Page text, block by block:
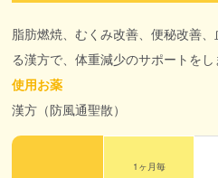
脂肪燃焼、むくみ改善、便秘改善
る漢方で、体重減少のサポートをし
使用お薬
漢方（防風通聖散）
1ヶ月毎